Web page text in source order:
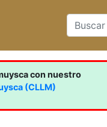
con nuestro
(CLLM)